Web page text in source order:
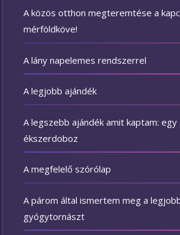
A közös otthon megteremtése a
mérföldköve!
A lány napelemes rendszerrel
A legjobb ajándék
A legszebb ajándék amit kaptam:
ékszerdoboz
A megfelelő szórólap
A párom által ismertem meg a
gyógytornászt